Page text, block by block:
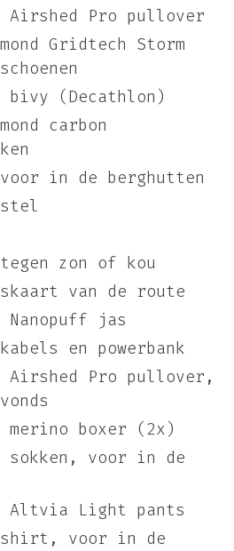
Airshed Pro pullover
Gridtech Storm
bivy (Decathlon)
carbon
voor in de berghutten
zon of kou
van de route
Nanopuff jas
en powerbank
Airshed Pro pullover,
merino boxer (2x)
sokken, voor in de
Altvia Light pants
voor in de